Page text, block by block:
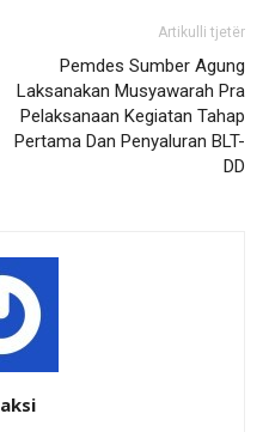
Artikulli tjetër
Pemdes Sumber Agung
Laksanakan Musyawarah Pra
Pelaksanaan Kegiatan Tahap
Pertama Dan Penyaluran BLT-
DD